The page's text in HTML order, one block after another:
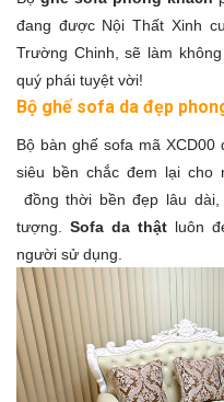
đang được Nội Thất Xinh
Trường Chinh, sẽ làm
quý phái tuyệt vời!
Bộ ghế sofa da đẹp
Bộ bàn ghế sofa mã
siêu bền chắc đem lại cho
đồng thời bền đẹp lâu
tượng.Sofa da thật luôn
người sử dụng.